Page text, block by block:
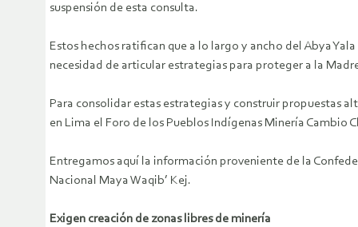
suspensión de esta consulta.
Estos hechos ratifican que a lo largo y ancho del Abya
necesidad de articular estrategias para proteger a la
Para consolidar estas estrategias y construir propuestas
en Lima el Foro de los Pueblos Indígenas Minería
Entregamos aquí la información proveniente de la
Nacional Maya Waqib’ Kej.
Exigen creación de zonas libres de minería